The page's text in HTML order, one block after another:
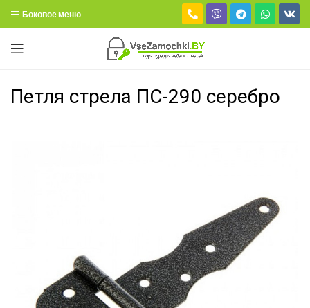
Боковое меню
Петля стрела ПС-290 серебро